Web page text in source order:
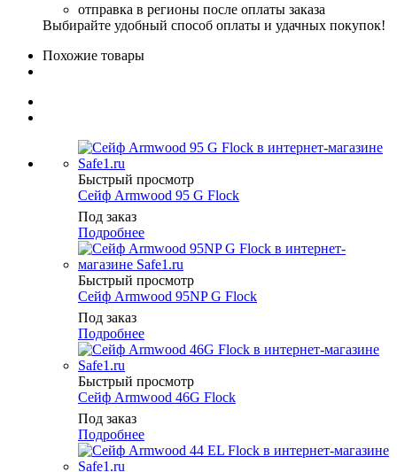
отправка в регионы после оплаты заказа
Выбирайте удобный способ оплаты и удачных покупок!
Похожие товары
Быстрый просмотр
Сейф Armwood 95 G Flock
Под заказ
Подробнее
Быстрый просмотр
Сейф Armwood 95NP G Flock
Под заказ
Подробнее
Быстрый просмотр
Сейф Armwood 46G Flock
Под заказ
Подробнее